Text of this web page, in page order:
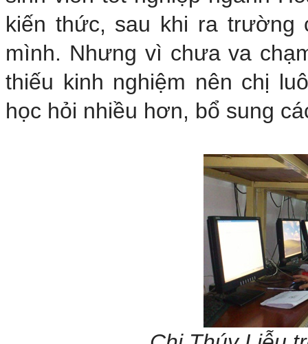
kiến thức, sau khi ra
mình. Nhưng vì chưa va
thiếu kinh nghiệm nên chị
học hỏi nhiều hơn, bổ sung